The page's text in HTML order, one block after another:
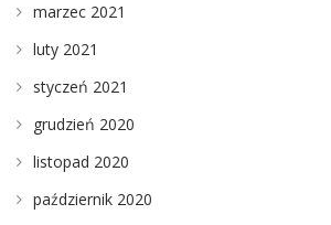
marzec 2021
luty 2021
styczeń 2021
grudzień 2020
listopad 2020
październik 2020